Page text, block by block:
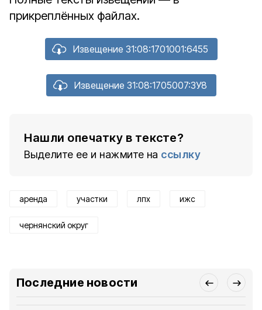
прикреплённых файлах.
Извещение 31:08:1701001:6455
Извещение 31:08:1705007:ЗУ8
Нашли опечатку в тексте?
Выделите ее и нажмите на ссылку
аренда участки лпх ижс
чернянский округ
Последние новости